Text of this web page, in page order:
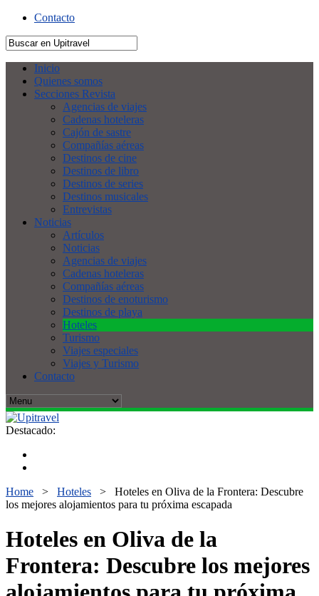
Contacto
Inicio
Quienes somos
Secciones Revista
Agencias de viajes
Cadenas hoteleras
Cajón de sastre
Compañías aéreas
Destinos de cine
Destinos de libro
Destinos de series
Destinos musicales
Entrevistas
Noticias
Artículos
Noticias
Agencias de viajes
Cadenas hoteleras
Compañías aéreas
Destinos de enoturismo
Destinos de playa
Hoteles
Turismo
Viajes especiales
Viajes y Turismo
Contacto
Destacado:
Home > Hoteles > Hoteles en Oliva de la Frontera: Descubre
los mejores alojamientos para tu próxima escapada
Hoteles en Oliva de la
Frontera: Descubre los mejores